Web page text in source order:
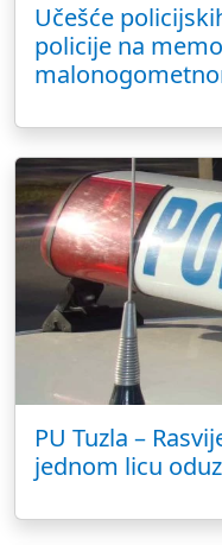
Učešće
policije na
PU Tuzla –
jednom licu